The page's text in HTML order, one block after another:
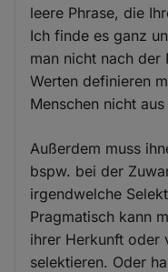
leere Phrase, die
Ich finde es ganz
man nicht nach der
Werten definieren
Menschen nicht
Außerdem muss
bspw. bei der
irgendwelche
Pragmatisch kann
ihrer Herkunft oder
selektieren. Oder